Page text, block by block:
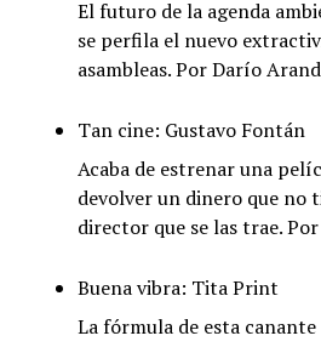
El futuro de la agenda
se perfila el nuevo
asambleas. Por Darío
Tan cine: Gustavo Fontán
Acaba de estrenar una
devolver un dinero que no
director que se las trae.
Buena vibra: Tita Print
La fórmula de esta